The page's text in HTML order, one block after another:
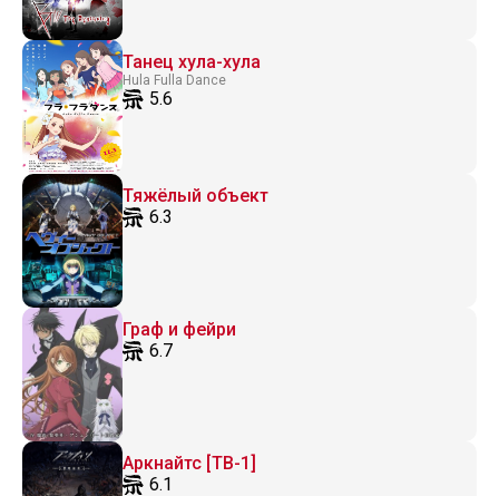
Танец хула-хула
Hula Fulla Dance
5.6
Тяжёлый объект
6.3
Граф и фейри
6.7
Аркнайтс [ТВ-1]
6.1